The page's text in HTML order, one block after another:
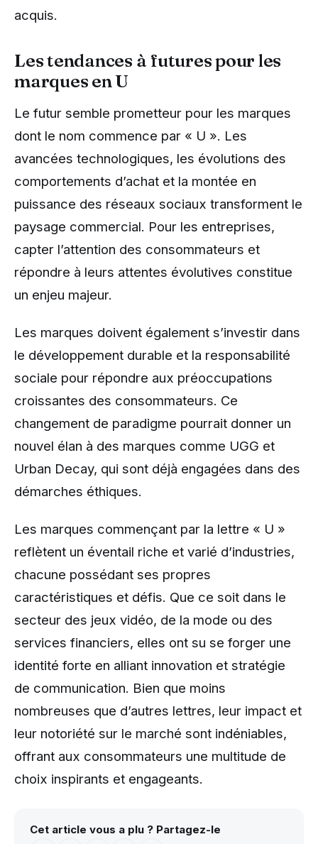
acquis.
Les tendances à futures pour les
marques en U
Le futur semble prometteur pour les marques
dont le nom commence par « U ». Les
avancées technologiques, les évolutions des
comportements d’achat et la montée en
puissance des réseaux sociaux transforment le
paysage commercial. Pour les entreprises,
capter l’attention des consommateurs et
répondre à leurs attentes évolutives constitue
un enjeu majeur.
Les marques doivent également s’investir dans
le développement durable et la responsabilité
sociale pour répondre aux préoccupations
croissantes des consommateurs. Ce
changement de paradigme pourrait donner un
nouvel élan à des marques comme UGG et
Urban Decay, qui sont déjà engagées dans des
démarches éthiques.
Les marques commençant par la lettre « U »
reflètent un éventail riche et varié d’industries,
chacune possédant ses propres
caractéristiques et défis. Que ce soit dans le
secteur des jeux vidéo, de la mode ou des
services financiers, elles ont su se forger une
identité forte en alliant innovation et stratégie
de communication. Bien que moins
nombreuses que d’autres lettres, leur impact et
leur notoriété sur le marché sont indéniables,
offrant aux consommateurs une multitude de
choix inspirants et engageants.
Cet article vous a plu ? Partagez-le